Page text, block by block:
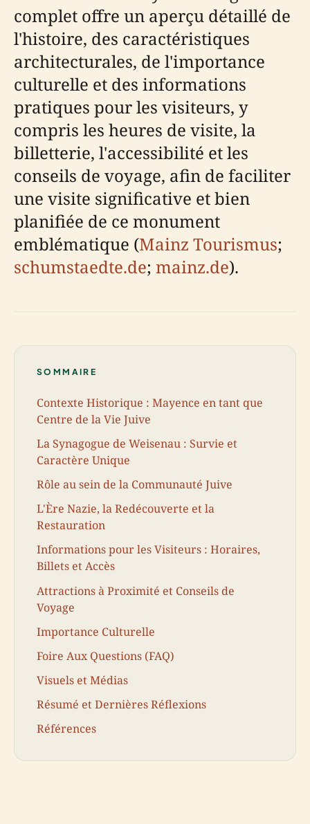
complet offre un aperçu détaillé de
l'histoire, des caractéristiques
architecturales, de l'importance
culturelle et des informations
pratiques pour les visiteurs, y
compris les heures de visite, la
billetterie, l'accessibilité et les
conseils de voyage, afin de faciliter
une visite significative et bien
planifiée de ce monument
emblématique (Mainz Tourismus;
schumstaedte.de; mainz.de).
SOMMAIRE
Contexte Historique : Mayence en tant que
Centre de la Vie Juive
La Synagogue de Weisenau : Survie et
Caractère Unique
Rôle au sein de la Communauté Juive
L'Ère Nazie, la Redécouverte et la
Restauration
Informations pour les Visiteurs : Horaires,
Billets et Accès
Attractions à Proximité et Conseils de
Voyage
Importance Culturelle
Foire Aux Questions (FAQ)
Visuels et Médias
Résumé et Dernières Réflexions
Références